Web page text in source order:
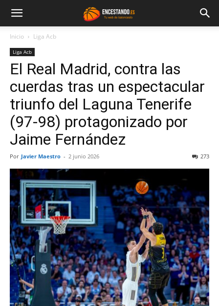
Inicio Liga Acb
Liga Acb
El Real Madrid, contra las
cuerdas tras un espectacular
triunfo del Laguna Tenerife
(97-98) protagonizado por
Jaime Fernández
Por Javier Maestro - 2 junio 2026 273